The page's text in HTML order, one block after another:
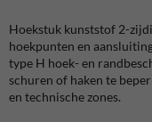
Hoekstuk kunststof 2-
hoekpunten en
type H hoek- en
schuren of haken te
en technische zones.